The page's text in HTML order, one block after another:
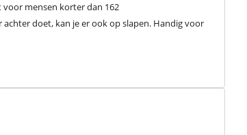
voor mensen korter dan 162
achter doet, kan je er ook op slapen. Handig voor